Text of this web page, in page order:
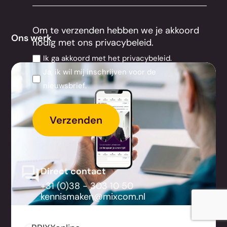
Ons werk
Om te verzenden hebben we je akkoord
nodig met ons privacybeleid.
Ik ga akkoord met het privacybeleid.
Ja, ik wil mij inschrijven voor de
nieuwsbrief.
Direct contact
+31 (0)38 - 303 10 50
kennismaken@mixcom.nl